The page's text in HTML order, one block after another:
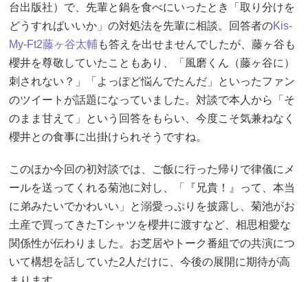
台出版社）で、先輩と鍋を食べにいったとき「取り分けを
どうすればいいか」の対処法を先輩に相談。回答者のKis-
My-Ft2藤ヶ谷太輔 も答えを出せませんでしたが、藤ヶ谷も
櫻井を尊敬していたこともあり、「風磨くん（藤ヶ谷に）
刺されない？」「よっぽど悩んでたんだ」といったファン
のツイートが話題になっていました。対談で本人から「そ
のまま甘えて」という回答をもらい、今度こそ気兼ねなく
櫻井との食事に出掛けられそうですね。
このほか今回の初対談では、ご飯に行った帰りで律儀にメ
ールを送ってくれる菊池に対し、「『兄貴！』って、本当
に弟みたいでかわいい」と溺愛っぷりを披露し、菊池がお
土産で買ってきたTシャツを櫻井に渡すなど、相思相愛な
関係性が伝わりました。お芝居やトーク番組での共演につ
いて構想を話していた2人だけに、今後の展開に期待が高